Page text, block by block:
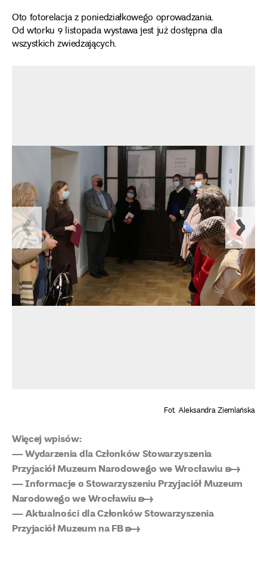
Oto fotorelacja z poniedziałkowego oprowadzania.
Od wtorku 9 listopada wystawa jest już dostępna dla
wszystkich zwiedzających.
Fot. Aleksandra Ziemlańska
Więcej wpisów:
— Wydarzenia dla Członków Stowarzyszenia
Przyjaciół Muzeum Narodowego we Wrocławiu ➸
— Informacje o Stowarzyszeniu Przyjaciół Muzeum
Narodowego we Wrocławiu ➸
— Aktualności dla Członków Stowarzyszenia
Przyjaciół Muzeum na FB ➸